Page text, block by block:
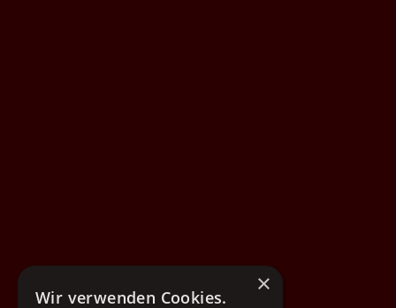
×
Wir verwenden Cookies.